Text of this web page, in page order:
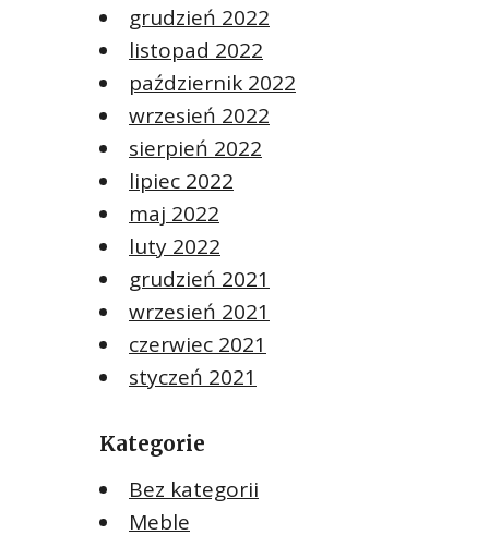
grudzień 2022
listopad 2022
październik 2022
wrzesień 2022
sierpień 2022
lipiec 2022
maj 2022
luty 2022
grudzień 2021
wrzesień 2021
czerwiec 2021
styczeń 2021
Kategorie
Bez kategorii
Meble